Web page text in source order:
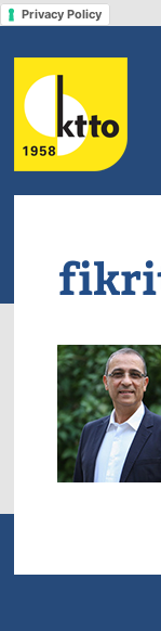
Privacy Policy